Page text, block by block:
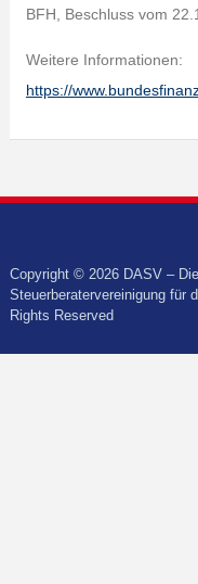
BFH, Beschluss vom
Weitere Informationen:
https://
Copyright © 2026 DASV –
Steuerberatervereinigung für
Rights Reserved